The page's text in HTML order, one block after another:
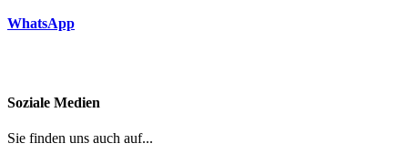
WhatsApp
Soziale Medien
Sie finden uns auch auf...